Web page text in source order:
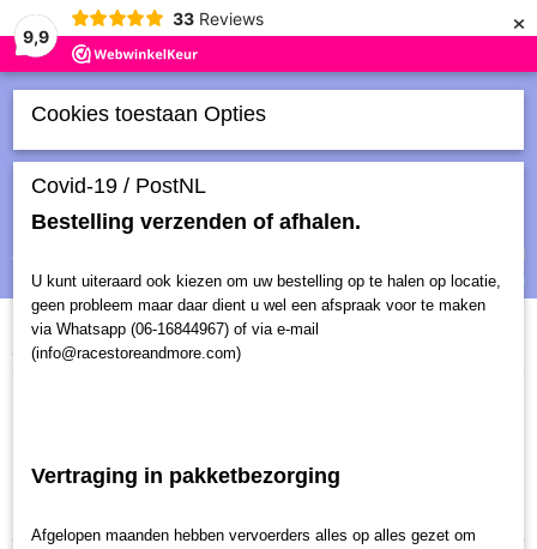
9,9
33 Reviews ×
Inloggen
Geen producten
(0)
Home>Overige>Diverse
1 2 3 4 »
Cookies toestaan Opties
Covid-19 / PostNL
Bestelling verzenden of afhalen.
U kunt uiteraard ook kiezen om uw bestelling op te halen op locatie,
geen probleem maar daar dient u wel een afspraak voor te maken
via Whatsapp (06-16844967) of via e-mail
(info@racestoreandmore.com)
Vertraging in pakketbezorging
Afgelopen maanden hebben vervoerders alles op alles gezet om